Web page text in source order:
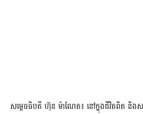
សម្តេចធិបតី ហ៊ុន ម៉ាណែត៖ នៅក្នុងជីវិតពិត និងស